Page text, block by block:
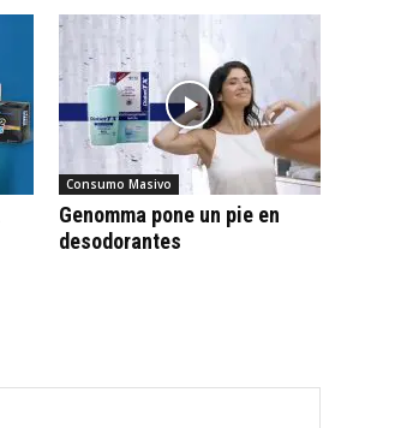
Consumo Masivo
Genomma pone un pie en
desodorantes